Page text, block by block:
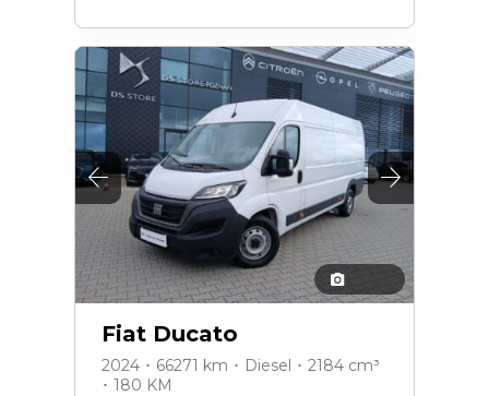
Fiat Ducato
2024 ･ 66271 km ･ Diesel ･ 2184 cm³
･ 180 KM